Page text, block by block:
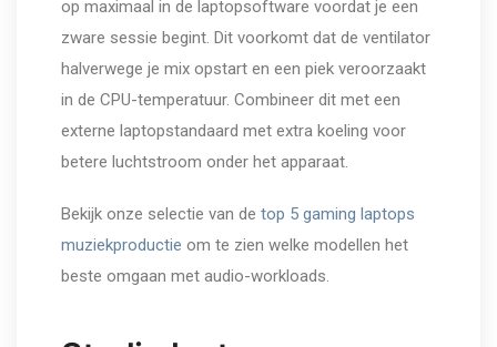
op maximaal in de laptopsoftware voordat je een
zware sessie begint. Dit voorkomt dat de ventilator
halverwege je mix opstart en een piek veroorzaakt
in de CPU-temperatuur. Combineer dit met een
externe laptopstandaard met extra koeling voor
betere luchtstroom onder het apparaat.
Bekijk onze selectie van de top 5 gaming laptops
muziekproductie om te zien welke modellen het
beste omgaan met audio-workloads.